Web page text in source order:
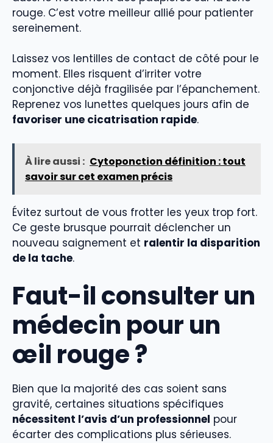
rouge. C’est votre meilleur allié pour patienter
sereinement.
Laissez vos lentilles de contact de côté pour le
moment. Elles risquent d’irriter votre
conjonctive déjà fragilisée par l’épanchement.
Reprenez vos lunettes quelques jours afin de
favoriser une cicatrisation rapide.
À lire aussi : Cytoponction définition : tout
savoir sur cet examen précis
Évitez surtout de vous frotter les yeux trop fort.
Ce geste brusque pourrait déclencher un
nouveau saignement et ralentir la disparition
de la tache.
Faut-il consulter un
médecin pour un
œil rouge ?
Bien que la majorité des cas soient sans
gravité, certaines situations spécifiques
nécessitent l’avis d’un professionnel pour
écarter des complications plus sérieuses.